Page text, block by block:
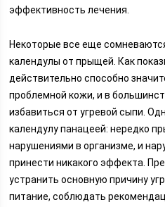
эффективность лечения.
Некоторые все еще
календулы от прыщей. Как
действительно способно
проблемной кожи, и в
избавиться от угревой сыпи.
календулу панацеей: нередко
нарушениями в организме, и
принести никакого эффекта.
устранить основную причину
питание, соблюдать